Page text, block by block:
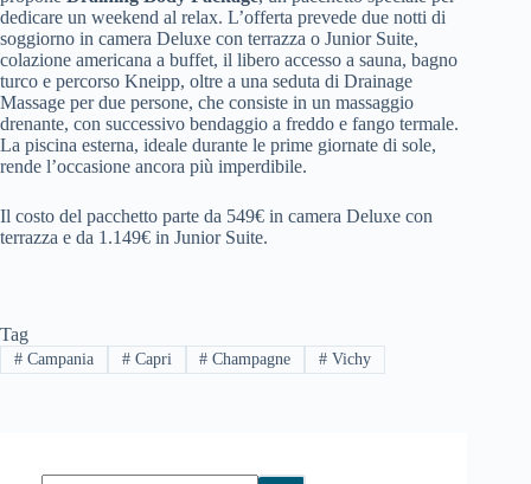
dedicare un weekend al relax. L’offerta prevede due notti di
soggiorno in camera Deluxe con terrazza o Junior Suite,
colazione americana a buffet, il libero accesso a sauna, bagno
turco e percorso Kneipp, oltre a una seduta di Drainage
Massage per due persone, che consiste in un massaggio
drenante, con successivo bendaggio a freddo e fango termale.
La piscina esterna, ideale durante le prime giornate di sole,
rende l’occasione ancora più imperdibile.
Il costo del pacchetto parte da 549€ in camera Deluxe con
terrazza e da 1.149€ in Junior Suite.
Tag
#Campania #Capri # Champagne # Vichy